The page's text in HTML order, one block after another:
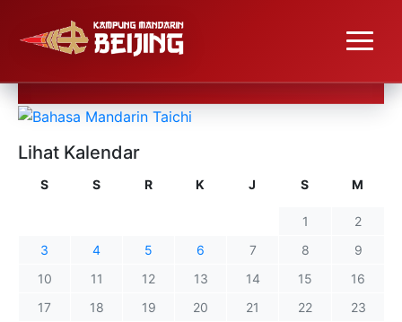
Lihat Kalendar
S S R K J S M
1
2
3
4 5 6 7 8
9
10
11 12 13 14 15
16
17
18 19 20 21 22
23